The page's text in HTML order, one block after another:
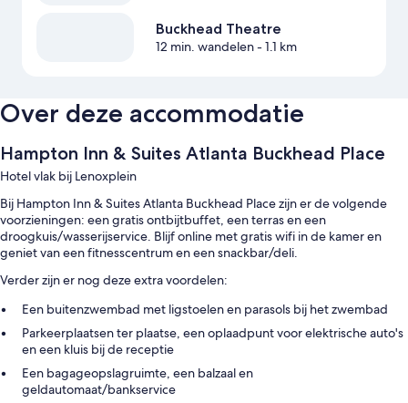
Buckhead Theatre
12 min. wandelen- 1.1 km
Over deze accommodatie
Hampton Inn & Suites Atlanta Buckhead Place
Hotel vlak bij Lenoxplein
Bij Hampton Inn & Suites Atlanta Buckhead Place zijn er de volgende
voorzieningen: een gratis ontbijtbuffet, een terras en een
droogkuis/wasserijservice. Blijf online met gratis wifi in de kamer en
geniet van een fitnesscentrum en een snackbar/deli.
Verder zijn er nog deze extra voordelen:
Een buitenzwembad met ligstoelen en parasols bij het zwembad
Parkeerplaatsen ter plaatse, een oplaadpunt voor elektrische auto's
en een kluis bij de receptie
Een bagageopslagruimte, een balzaal en
geldautomaat/bankservice